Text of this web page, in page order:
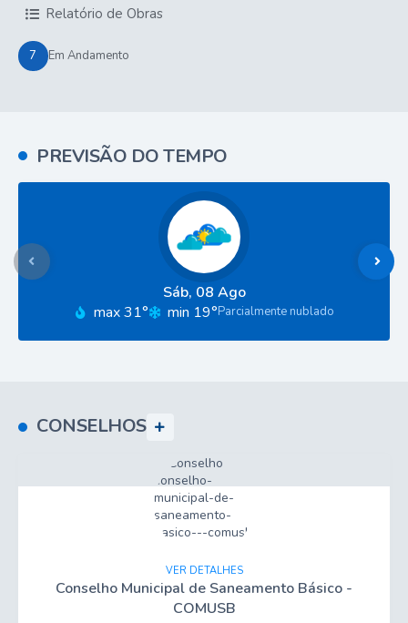
Relatório de Obras
7 Em Andamento
PREVISÃO DO TEMPO
Sáb 08 Ago
Parcialmente nublado
max 31° min 19°
CONSELHOS
Conselho Municipal de Saneamento Básico -
COMUSB
VER DETALHES